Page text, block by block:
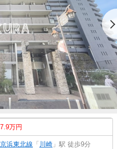
7.9万円
京浜東北線 「 川崎 」駅 徒歩9分